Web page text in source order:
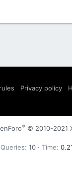
Privacy policy
® © 2010-2021
Queries 10 Time